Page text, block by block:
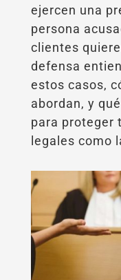
ejercen una
persona
clientes
defensa
estos casos,
abordan, y
para proteger
legales como